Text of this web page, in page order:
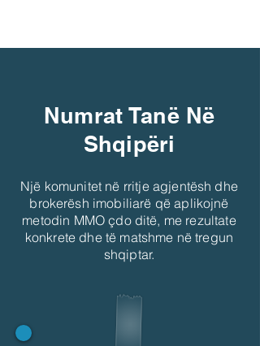
Numrat TanëNë
Shqipëri
Një komunitet në rritje agjentësh dhe
brokerësh imobiliarë që aplikojnë
metodin MMO çdo ditë, me rezultate
konkrete dhe të matshme në tregun
shqiptar.